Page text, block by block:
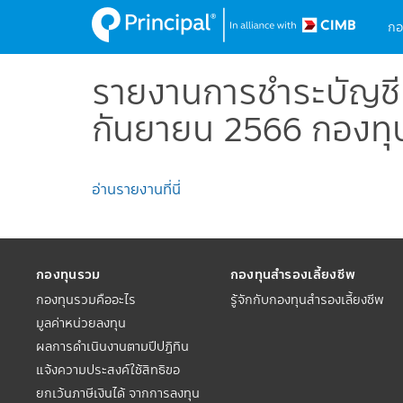
main
ก
รายงานการชำระบัญ
กันยายน 2566 กอง
อ่านรายงานที่นี่
กองทุนรวม
กองทุนรวมคืออะไร
มูลค่าหน่วยลงทุน
ผลการดำเนินงานตามปีปฏิทิน
แจ้งความประสงค์ใช้สิทธิขอ
ยกเว้นภาษีเงินได้ จากการลงทุน
กองทุนสำรองเลี้ยงชีพ
รู้จักกับกองทุนสำรองเลี้ยงชีพ